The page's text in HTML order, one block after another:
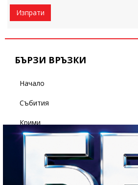
Изпрати
БЪРЗИ ВРЪЗКИ
Начало
Събития
Крими
Бизнес
Политика
Спорт